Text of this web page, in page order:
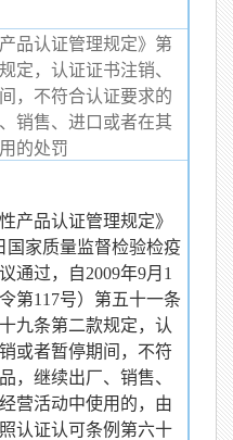
品认证管理规定》第
定，认证证书注销、
，不符合认证要求的
销售、进口或者在其
的处罚
产品认证管理规定》
国家质量监督检验检疫
通过，自2009年9月1
第117号）第五十一条
九条第二款规定，认
或者暂停期间，不符
，继续出厂、销售、
营活动中使用的，由
认证认可条例第六十